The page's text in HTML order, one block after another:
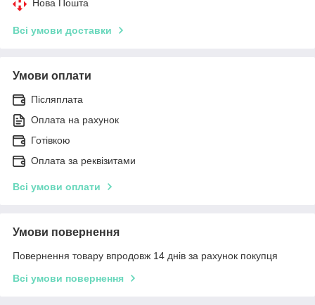
Нова Пошта
Всі умови доставки
Умови оплати
Післяплата
Оплата на рахунок
Готівкою
Оплата за реквізитами
Всі умови оплати
Умови повернення
Повернення товару впродовж 14 днів за рахунок покупця
Всі умови повернення